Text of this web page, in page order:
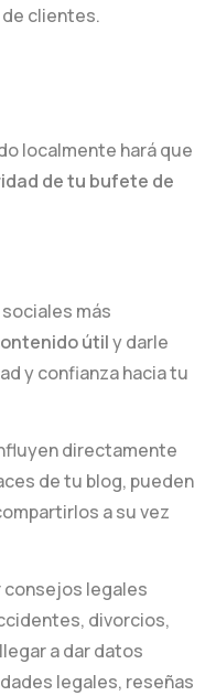
clientes.
localmente hará que
de tu bufete de
más
útily darle
y confianza hacia tu
directamente
de tu blog, pueden
a su vez
consejos legales
divorcios,
a dar datos
legales, reseñas